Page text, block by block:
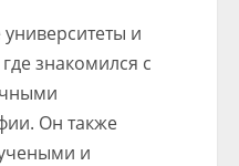
и
знакомился с
Он также
и